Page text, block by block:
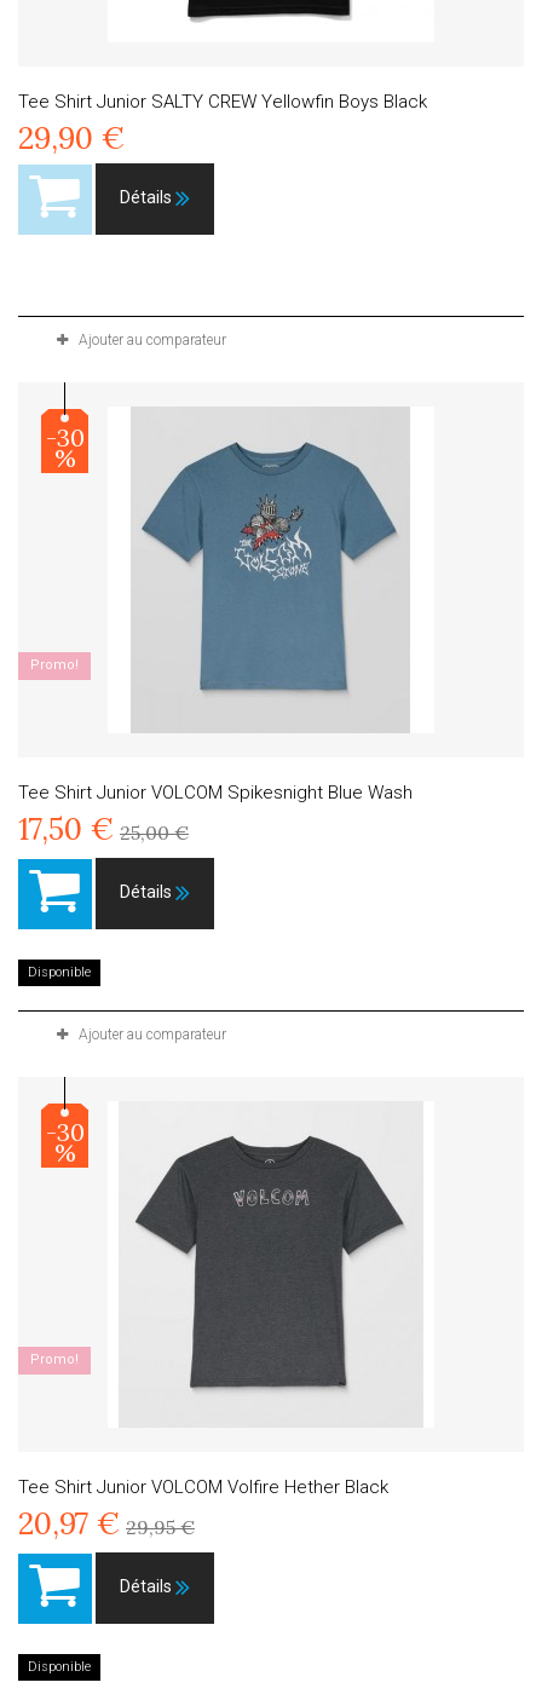
Tee Shirt Junior SALTY CREW Yellowfin Boys Black
29,90 €
Détails
Ajouter au comparateur
-30
%
Promo!
Tee Shirt Junior VOLCOM Spikesnight Blue Wash
17,50 € 25,00 €
Détails
Disponible
Ajouter au comparateur
-30
%
Promo!
Tee Shirt Junior VOLCOM Volfire Hether Black
20,97 € 29,95 €
Détails
Disponible